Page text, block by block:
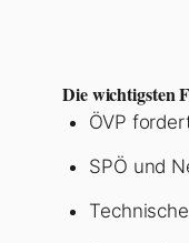
Die wichtigsten
ÖVP
SPÖ und